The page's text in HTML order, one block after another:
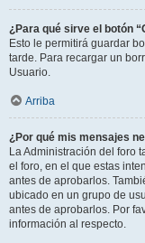
¿Para qué sirve el botón
Esto le permitirá guardar
tarde. Para recargar un
Usuario.
Arriba
¿Por qué mis mensajes
La Administración del foro
el foro, en el que estas
antes de aprobarlos.
ubicado en un grupo de
antes de aprobarlos. Por
información al respecto.